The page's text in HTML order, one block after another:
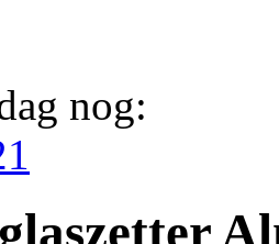
nog: